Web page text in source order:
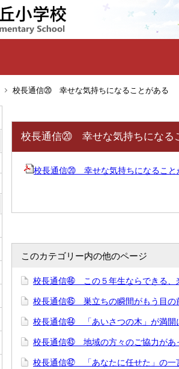
校長通信⑳ 幸せな気持ちになることがある
校長通信⑳ 幸せな気持ちになる
校長通信⑳ 幸せな気持ちになること
このカテゴリー内の他のページ
校長通信㊻ この５年生ならできる、
校長通信㊺ 巣立ちの瞬間がもう目の
校長通信㊹ 「あいさつの木」が満開
校長通信㊸ 地域の方々のご協力があ
校長通信㊷ 「あなたに任せた」の一